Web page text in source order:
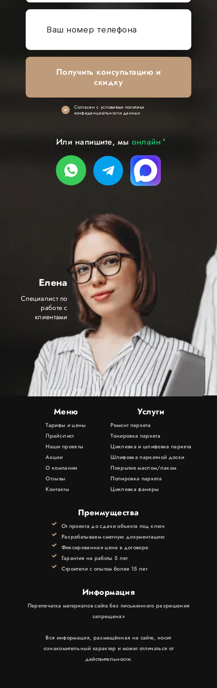
Елена
Специалист по
работе с
клиентами
Получить консультацию и
скидку
Cогласен с условиями политики
конфиденциальности данных
Или напишите, мыонлайн
Меню
Тарифы и цены
Прайс-лист
Наши проекты
Акции
О компании
Отзывы
Контакты
Услуги
Ремонт паркета
Тонировка паркета
Циклевка и шлифовка паркета
Шлифовка паркетной доски
Покрытие маслом/лаком
Полировка паркета
Циклевка фанеры
Преимущества
От проекта до сдачи объекта под ключ
Разрабатываем сметную документацию
Фиксированная цена в договоре
Гарантия на работы 5 лет
Строители с опытом более 15 лет
Информация
Перепечатка материалов сайта без письменного разрешения
запрещена»
Вся информация, размещённая на сайте, носит
ознакомительный характер и может отличаться от
действительности.